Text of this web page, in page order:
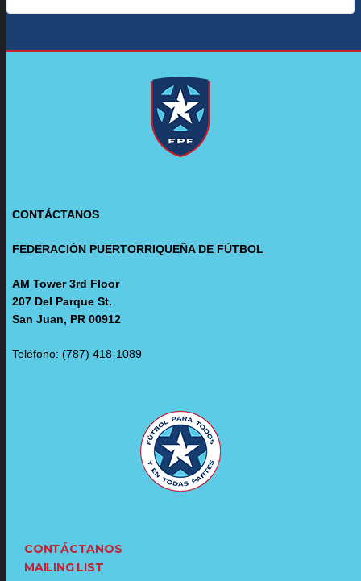
CONTÁCTANOS
FEDERACIÓN PUERTORRIQUEÑA DE FÚTBOL
AM Tower 3rd Floor
207 Del Parque St.
San Juan, PR 00912
Teléfono: (787) 418-1089
CONTÁCTANOS
MAILING LIST